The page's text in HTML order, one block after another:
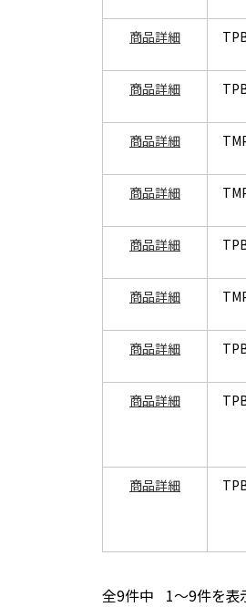
商品詳細
商品詳細
商品詳細
商品詳細
商品詳細
商品詳細
商品詳細
商品詳細
商品詳細
全9件中 1～9件を表